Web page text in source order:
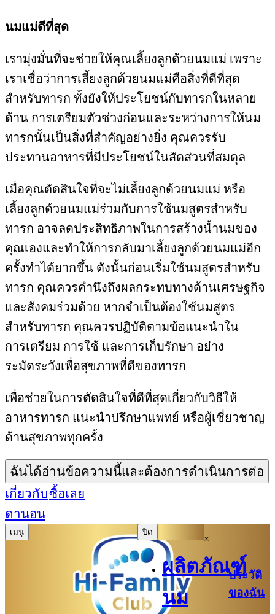
นมแม่ดีที่สุด
เรามุ่งมั่นที่จะช่วยให้คุณเลี้ยงลูกด้วยนมแม่ เพราะ
เราเชื่อว่าการเลี้ยงลูกด้วยนมแม่คือสิ่งที่ดีที่สุด
สำหรับทารก ทั้งยังให้ประโยชน์กับทารกในหลาย
ด้าน การเตรียมตัวช่วงก่อนและระหว่างการให้นม
ทารกนั้นเป็นสิ่งที่สำคัญอย่างยิ่ง คุณควรรับ
ประทานอาหารที่มีประโยชน์ในสัดส่วนที่สมดุล
เมื่อคุณตัดสินใจที่จะไม่เลี้ยงลูกด้วยนมแม่ หรือ
เลี้ยงลูกด้วยนมแม่ร่วมกับการใช้นมสูตรสำหรับ
ทารก อาจลดประสิทธิภาพในการสร้างน้ำนมของ
คุณเองและทำให้การกลับมาเลี้ยงลูกด้วยนมแม่อีก
ครั้งทำได้ยากขึ้น ดังนั้นก่อนเริ่มใช้นมสูตรสำหรับ
ทารก คุณควรคำนึงถึงผลกระทบทางด้านเศรษฐกิจ
และสังคมร่วมด้วย หากจำเป็นต้องใช้นมสูตร
สำหรับทารก คุณควรปฏิบัติตามข้อแนะนำใน
การเตรียม การใช้ และการเก็บรักษา อย่าง
ระมัดระวังเพื่อสุขภาพที่ดีของทารก
เพื่อช่วยในการตัดสินใจที่ดีที่สุดเกี่ยวกับวิธีให้
อาหารทารก แนะนำปรึกษาแพทย์ หรือผู้เชี่ยวชาญ
ด้านสุขภาพทุกครั้ง
ฉันได้อ่านข้อความนี้และต้องการดำเนินการต่อ
เกี่ยวกับ
ดานอน
ซื้อเลย
เมนู ปิด
ผลิตภัณฑ์
นม
×
ประวัติ
ของฉัน